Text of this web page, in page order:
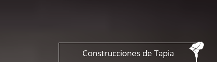
Construcciones de Tapia